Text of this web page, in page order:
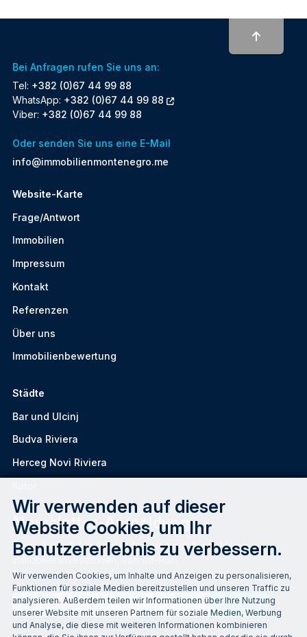
Bei Anfragen rufen Sie uns an:
Tel: +382 (0)67 44 99 88
WhatsApp: +382 (0)67 44 99 88
Viber: +382 (0)67 44 99 88
Oder senden Sie uns eine E-Mail
info@immobilienmontenegro.me
Website-Karte
Frage/Antwort
Immobilien
Impressum
Kontakt
Referenzen
Über uns
Immobilienbewertung
Städte
Bar und Ulcinj
Budva Riviera
Herceg Novi Riviera
Newsletter-Anmeldung
Seien Sie auf dem Laufenden mit einer Auswahl von
Entwicklungen bis zu Premium-Apartments ...und viel mehr!
Email
To top
Wir verwenden auf dieser
Website Cookies, um Ihr
Benutzererlebnis zu verbessern.
Wir verwenden Cookies, um Inhalte und Anzeigen zu personalisieren,
Funktionen für soziale Medien bereitzustellen und unseren Traffic zu
analysieren. Außerdem teilen wir Informationen über Ihre Nutzung
unserer Website mit unseren Partnern für soziale Medien, Werbung
und Analyse, die diese mit weiteren Informationen kombinieren